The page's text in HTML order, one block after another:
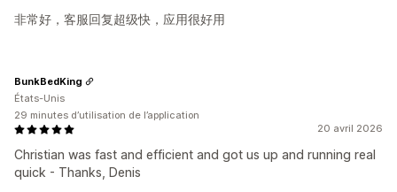
非常好，客服回复超级快，应用很好用
20 avril 2026
Christian was fast and efficient and got us up and running real
quick - Thanks, Denis
BunkBedKing
États-Unis
29 minutes d’utilisation de l’application